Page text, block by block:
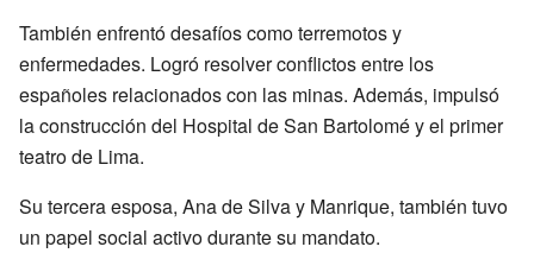
También enfrentó desafíos como terremotos y
enfermedades. Logró resolver conflictos entre los
españoles relacionados con las minas. Además, impulsó
la construcción del Hospital de San Bartolomé y el primer
teatro de Lima.
Su tercera esposa, Ana de Silva y Manrique, también tuvo
un papel social activo durante su mandato.